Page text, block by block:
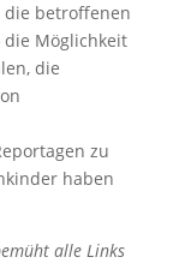
die betroffenen
die Möglichkeit
die
zu
haben
alle Links